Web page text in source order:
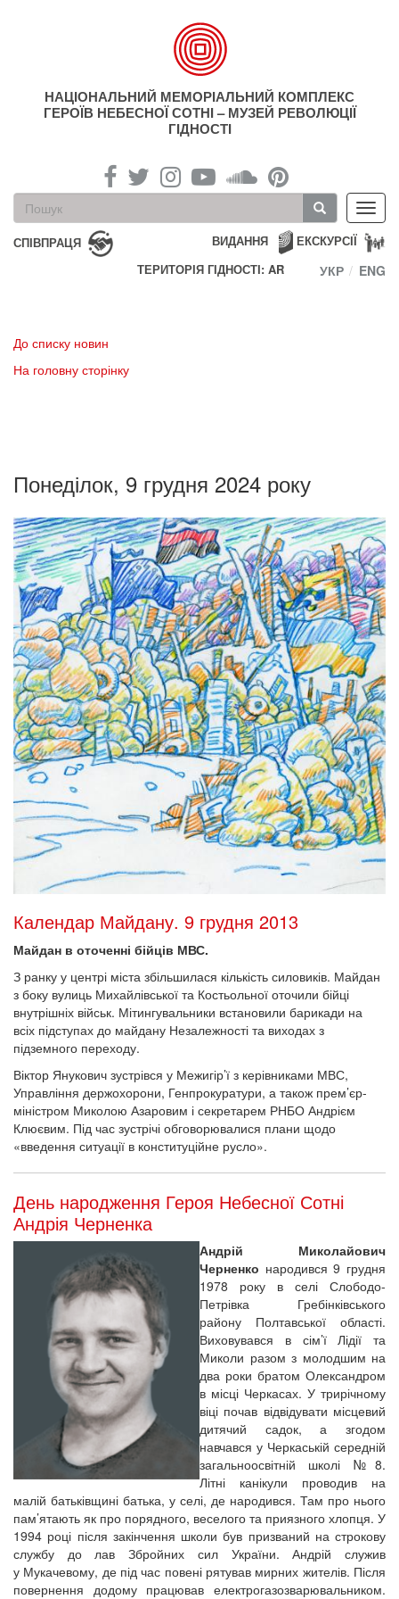
НАЦІОНАЛЬНИЙ МЕМОРІАЛЬНИЙ КОМПЛЕКС
ГЕРОЇВ НЕБЕСНОЇ СОТНІ – МУЗЕЙ РЕВОЛЮЦІЇ
ГІДНОСТІ
Пошукова
форма
Пошук
СПІВПРАЦЯ ЕКСКУРСІЇ
ВИДАННЯ
ТЕРИТОРІЯ ГІДНОСТІ: AR
УКР ENG
До списку новин
На головну сторінку
Понеділок, 9 грудня 2024 року
Календар Майдану. 9 грудня 2013
Майдан в оточенні бійців МВС.
З ранку у центрі міста збільшилася кількість силовиків. Майдан
з боку вулиць Михайлівської та Костьольної оточили бійці
внутрішніх військ. Мітингувальники встановили барикади на
всіх підступах до майдану Незалежності та виходах з
підземного переходу.
Віктор Янукович зустрівся у Межигір’ї з керівниками МВС,
Управління держохорони, Генпрокуратури, а також прем’єр-
міністром Миколою Азаровим і секретарем РНБО Андрієм
Клюєвим. Під час зустрічі обговорювалися плани щодо
«введення ситуації в конституційне русло».
День народження Героя Небесної Сотні
Андрія Черненка
Андрій Миколайович
Черненко народився 9 грудня
1978 року в селі Слободо-
Петрівка Гребінківського
району Полтавської області.
Виховувався в сім’ї Лідії та
Миколи разом з молодшим на
два роки братом Олександром
в місці Черкасах. У трирічному
віці почав відвідувати місцевий
дитячий садок, а згодом
навчався у Черкаській середній
загальноосвітній школі №8.
Літні канікули проводив на
малій батьківщині батька, у селі, де народився. Там про нього
пам’ятають як про порядного, веселого та приязного хлопця. У
1994 році після закінчення школи був призваний на строкову
службу до лав Збройних сил України. Андрій служив
у Мукачевому, де під час повені рятував мирних жителів. Після
повернення додому працював електрогазозварювальником.